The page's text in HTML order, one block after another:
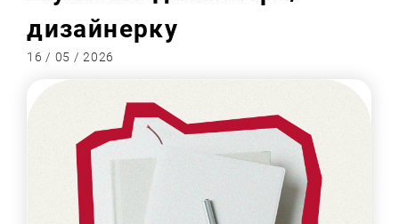
дизайнерку
16 / 05 / 2026